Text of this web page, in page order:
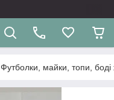
Футболки, майки, топи, боді